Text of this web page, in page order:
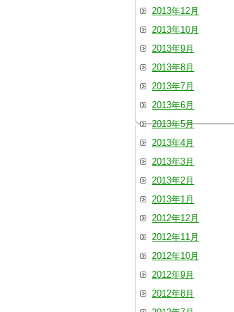
2013年12月
2013年10月
2013年9月
2013年8月
2013年7月
2013年6月
2013年5月
2013年4月
2013年3月
2013年2月
2013年1月
2012年12月
2012年11月
2012年10月
2012年9月
2012年8月